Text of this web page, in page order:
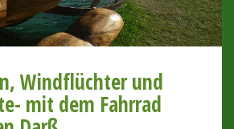
Windflüchter und
mit dem Fahrrad